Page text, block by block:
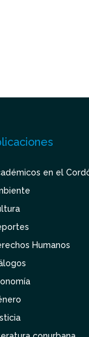
en el
Humanos